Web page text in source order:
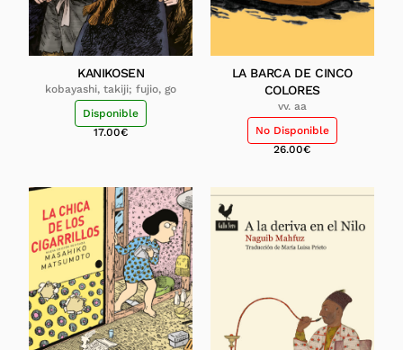
KANIKOSEN
kobayashi, takiji; fujio, go
Disponible
17.00€
LA BARCA DE CINCO
COLORES
vv. aa
No Disponible
26.00€